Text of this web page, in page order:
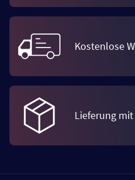
Kostenlose
Lieferung mit